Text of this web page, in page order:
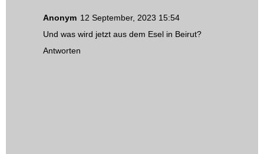
Anonym 12 September, 2023 15:54
Und was wird jetzt aus dem Esel in Beirut?
Antworten